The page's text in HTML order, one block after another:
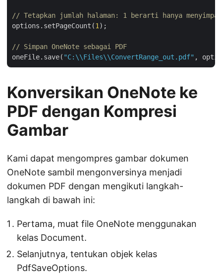
// Tetapkan jumlah halaman: 1 berarti hanya
options.setPageCount(1);
// Simpan OneNote sebagai PDF
oneFile.save( "C:\\Files\\ConvertRange_out.pdf"
Konversikan OneNote ke
PDF dengan Kompresi
Gambar
Kami dapat mengompres gambar dokumen
OneNote sambil mengonversinya menjadi
dokumen PDF dengan mengikuti langkah-
langkah di bawah ini:
Pertama, muat file OneNote menggunakan
kelas Document.
Selanjutnya, tentukan objek kelas
PdfSaveOptions.